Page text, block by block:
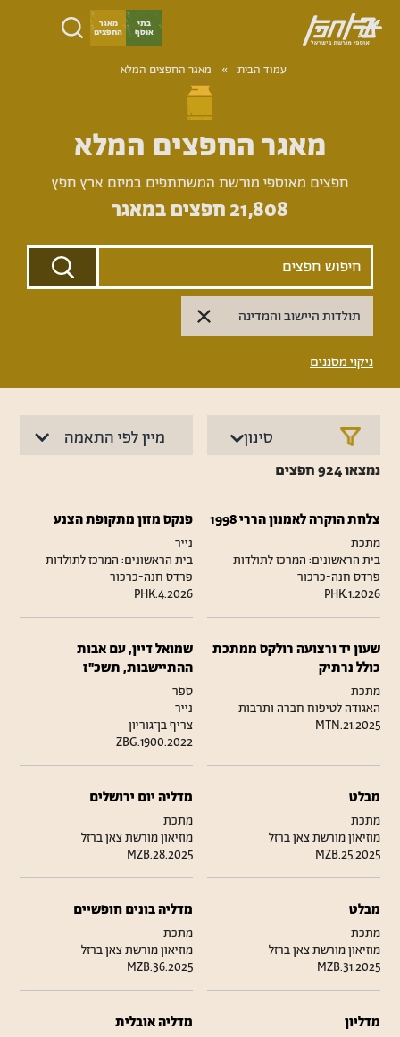
דילוג
לתוכן
בתי
אוסף
מאגר
החפצים
עמוד הבית ­­» מאגר החפצים המלא
מאגר החפצים המלא
חפצים מאוספי מורשת המשתתפים במיזם ארץ חפץ
21,808חפצים במאגר
תולדות היישוב והמדינה
ניקוי מסננים
סינון
נמצאו924חפצים
צלחת הוקרה לאמנון הררי 1998
מתכת
בית הראשונים: המרכז לתולדות
פרדס חנה-כרכור
PHK.1.2026
פנקס מזון מתקופת הצנע
נייר
בית הראשונים: המרכז לתולדות
פרדס חנה-כרכור
PHK.4.2026
שעון יד ורצועה רולקס ממתכת
כולל נרתיק
מתכת
האגודה לטיפוח חברה ותרבות
MTN.21.2025
שמואל דיין, עם אבות
ההתיישבות, תשכ"ז
ספר
נייר
צריף בן־גוריון
ZBG.1900.2022
מבלט
מתכת
מוזיאון מורשת צאן ברזל
MZB.25.2025
מדליה יום ירושלים
מתכת
מוזיאון מורשת צאן ברזל
MZB.28.2025
מבלט
מתכת
מוזיאון מורשת צאן ברזל
MZB.31.2025
מדליה בונים חופשיים
מתכת
מוזיאון מורשת צאן ברזל
MZB.36.2025
מדליון מדליה אובלית